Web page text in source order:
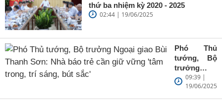
thứ ba nhiệm kỳ 2020 - 2025
02:44 | 19/06/2025
Phó Thủ
tướng, Bộ
trưởng
Ngoại giao
Bùi Thanh
Sơn: Nhà
09:39 |
19/06/2025